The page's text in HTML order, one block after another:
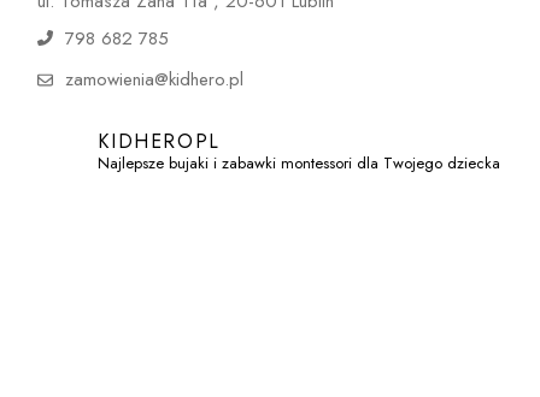
798 682 785
zamowienia@kidhero.pl
KIDHEROPL
Najlepsze bujaki i zabawki montessori dla Twojego dziecka